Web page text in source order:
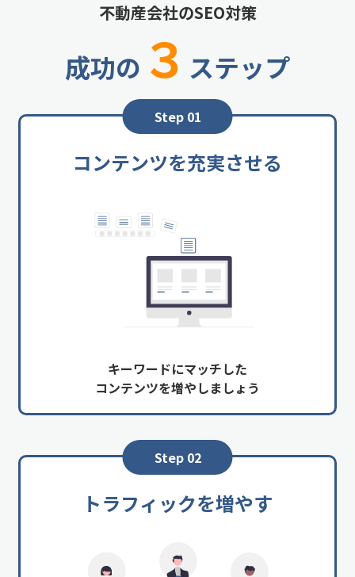
不動産会社のSEO対策
成功の ３ ステップ
Step 01
コンテンツを充実させる
キーワードにマッチした
コンテンツを増やしましょう
Step 02
トラフィックを増やす